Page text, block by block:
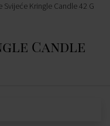
Svijeće Kringle Candle 42 G
Candle